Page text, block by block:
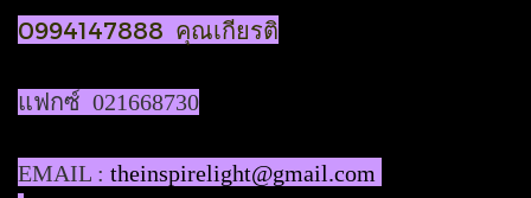
0994147888 คุณเกียรติ
แฟกซ์ 021668730
EMAIL : theinspirelight@gmail.com